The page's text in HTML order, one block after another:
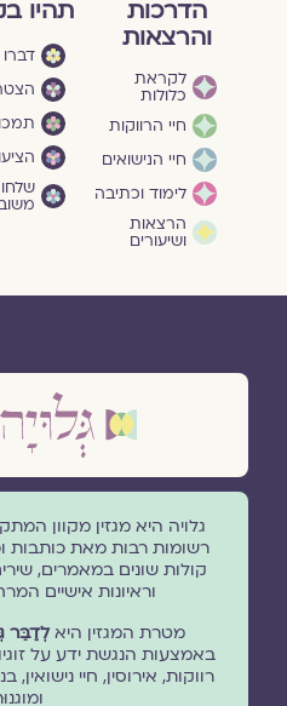
הדרכות
והרצאות
לקראת
כלולות
חיי הרווקות
חיי הנישואים
לימוד וכתיבה
הרצאות
ושיעורים
תהיו
דברו
תמכו
הציעו
שלחו
משוב
גלויה היא מגזין מקוון
רשומות רבות מאת כותבות
קולות שונים במאמרים,
וראיונות אישיים
מטרת המגזין היאלְדַבֵּר
באמצעות הנגשת ידע על
רווקות, אירוסין, חיי
ומוגנוּת.